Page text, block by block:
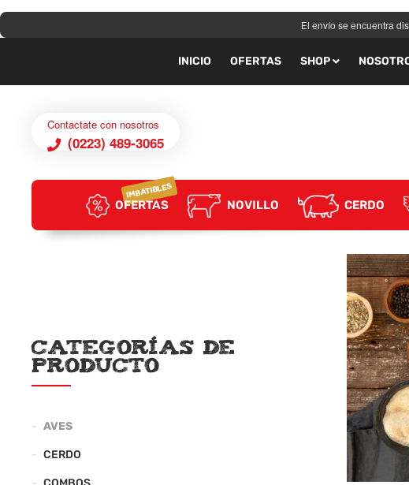
El envío se encuentra
INICIO OFERTAS SHOP
Contactate con nosotros
(0223) 489-3065
OFERTAS
IMBATIBLES
NOVILLO CERDO
Categorías de
producto
AVES
CERDO